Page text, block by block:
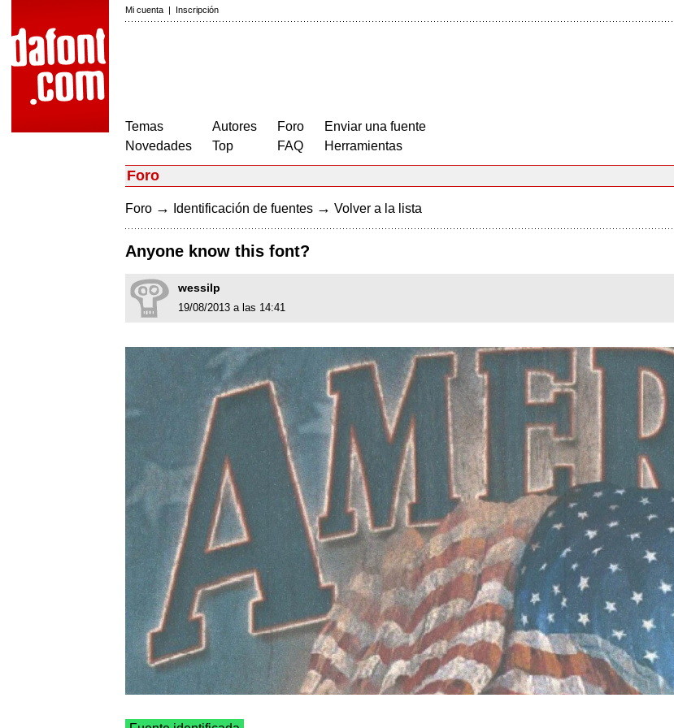
Mi cuenta | Inscripción
Temas
Novedades
Autores
Top
Foro
FAQ
Enviar una fuente
Herramientas
Foro
Foro → Identificación de fuentes → Volver a la lista
Anyone know this font?
wessilp
19/08/2013 a las 14:41